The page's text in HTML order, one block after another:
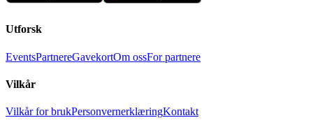
Utforsk
EventsPartnereGavekortOm ossFor partnere
Vilkår
Vilkår for brukPersonvernerklæringKontakt